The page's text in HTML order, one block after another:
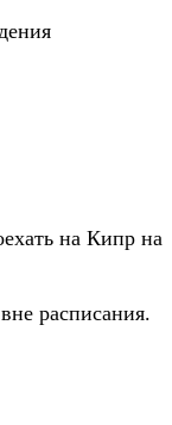
на Кипр на
расписания.